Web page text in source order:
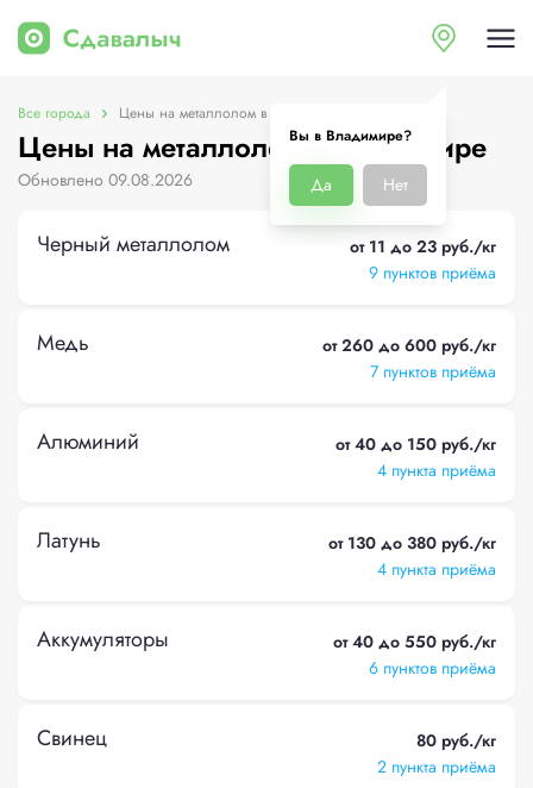
Вы в Владимире?
Да Нет
Все города Цены на металлолом в Владимире
Цены на металлолом в Владимире
Обновлено 09.08.2026
Черный металлолом
от 11 до 23 руб./кг
9 пунктов приёма
Медь
от 260 до 600 руб./кг
7 пунктов приёма
Алюминий
от 40 до 150 руб./кг
4 пункта приёма
Латунь
от 130 до 380 руб./кг
4 пункта приёма
Аккумуляторы
от 40 до 550 руб./кг
6 пунктов приёма
Свинец
80 руб./кг
2 пункта приёма